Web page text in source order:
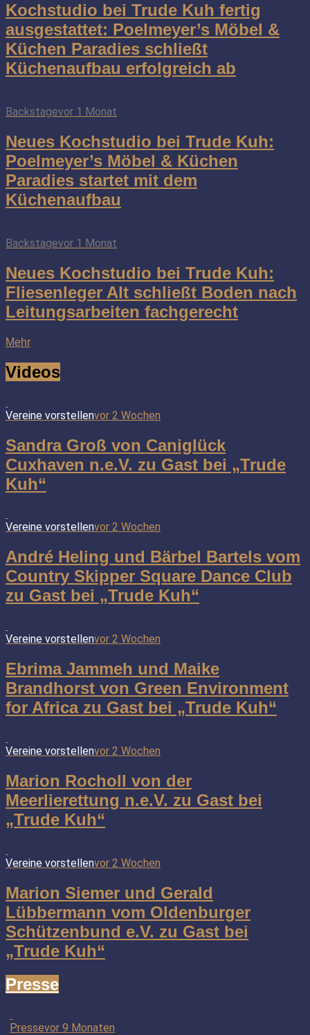
Kochstudio bei Trude Kuh fertig
ausgestattet: Poelmeyer’s Möbel &
Küchen Paradies schließt
Küchenaufbau erfolgreich ab
Backstagevor 1 Monat
Neues Kochstudio bei Trude Kuh:
Poelmeyer’s Möbel & Küchen
Paradies startet mit dem
Küchenaufbau
Backstagevor 1 Monat
Neues Kochstudio bei Trude Kuh:
Fliesenleger Alt schließt Boden nach
Leitungsarbeiten fachgerecht
Mehr
Videos
Vereine vorstellenvor 2 Wochen
Sandra Groß von Caniglück
Cuxhaven n.e.V. zu Gast bei „Trude
Kuh“
Vereine vorstellenvor 2 Wochen
André Heling und Bärbel Bartels vom
Country Skipper Square Dance Club
zu Gast bei „Trude Kuh“
Vereine vorstellenvor 2 Wochen
Ebrima Jammeh und Maike
Brandhorst von Green Environment
for Africa zu Gast bei „Trude Kuh“
Vereine vorstellenvor 2 Wochen
Marion Rocholl von der
Meerlierettung n.e.V. zu Gast bei
„Trude Kuh“
Vereine vorstellenvor 2 Wochen
Marion Siemer und Gerald
Lübbermann vom Oldenburger
Schützenbund e.V. zu Gast bei
„Trude Kuh“
Presse
Pressevor 9 Monaten